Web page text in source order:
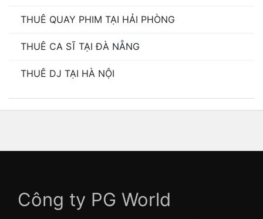
THUÊ QUAY PHIM TẠI HẢI PHÒNG
THUÊ CA SĨ TẠI ĐÀ NẴNG
THUÊ DJ TẠI HÀ NỘI
Công ty PG World